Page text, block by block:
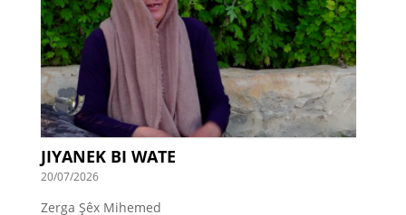
JIYANEK BI WATE
20/07/2026
Zerga Şêx Mihemed